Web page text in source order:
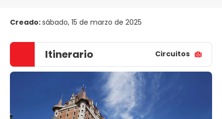
Creado:sábado, 15 de marzo de 2025
Itinerario Circuitos